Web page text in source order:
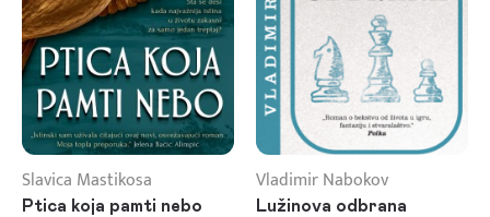
Slavica Mastikosa
Ptica koja pamti nebo
Vladimir Nabokov
Lužinova odbrana